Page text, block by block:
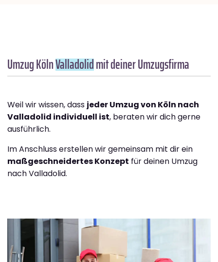
Umzug KölnValladolidmit deiner Umzugsfirma
Weil wir wissen, dass jeder Umzug von Köln nach
Valladolid individuell ist, beraten wir dich gerne
ausführlich.
Im Anschluss erstellen wir gemeinsam mit dir ein
maßgeschneidertes Konzept für deinen Umzug
nach Valladolid.